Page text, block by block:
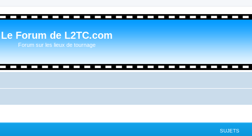
Le Forum de L2TC.com
Forum sur les lieux de tournage
SUJETS